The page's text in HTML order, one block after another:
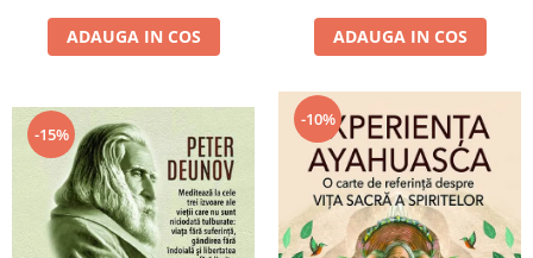
ADAUGA IN COS ADAUGA IN COS
-15%
-10%